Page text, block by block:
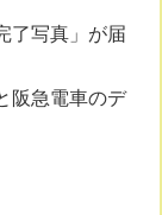
写真」が届
阪急電車のデ